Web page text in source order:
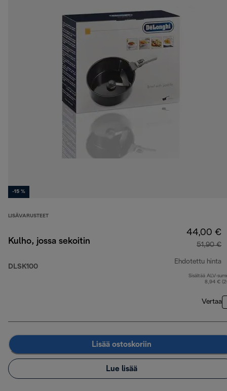
-15 %
LISÄVARUSTEET
Kulho, jossa sekoitin
DLSK100
44,00 €
51,90 €
Ehdotettu hinta
Sisältää ALV-
8,94 €
Vertaa
Lisää ostoskoriin
Lue lisää